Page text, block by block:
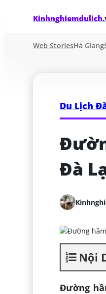
Kinhnghiemdulich
Web StoriesHà Giang
Du Lịch
Đà
Nội
Đường